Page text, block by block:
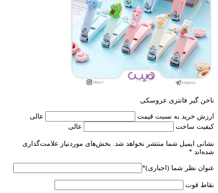
ناخن گیر فانتزی عروسکی
ارزش خرید به نسبت قیمت
عالی
کیفیت ساخت
عالی
نشانی ایمیل شما منتشر نخواهد شد. بخش‌های موردنیاز علامت‌گذاری
شده‌اند *
عنوان نظر شما (اجباری)*
نقاط قوت